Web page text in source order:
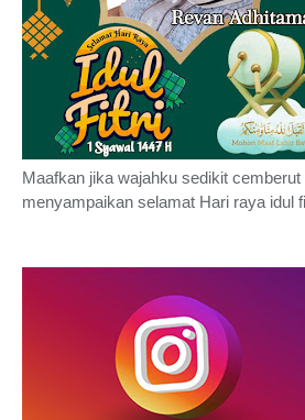
Maafkan jika wajahku sedikit
menyampaikan selamat Hari raya idul